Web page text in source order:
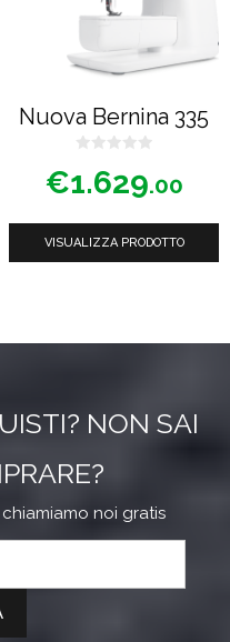
Nuova Bernina 335
s
u
€1.629.00
VISUALIZZA PRODOTTO
NON SAI
noi gratis